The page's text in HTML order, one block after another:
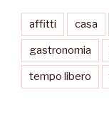
affitti casa
gastronomia
tempo libero